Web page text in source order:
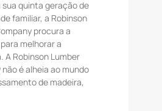
sua quinta geração de
familiar, a Robinson
procura a
melhorar a
A Robinson Lumber
é alheia ao mundo
de madeira,